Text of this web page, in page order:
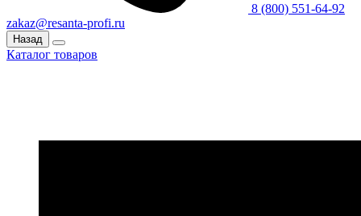
8 (800) 551-64-92
zakaz@resanta-profi.ru
Назад
Каталог товаров